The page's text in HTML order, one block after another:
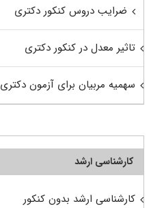
ضرایب دروس کنکور دکتری
تاثیر معدل در کنکور دکتری
سهمیه مربیان برای آزمون دکتری
کارشناسی ارشد
کارشناسی ارشد بدون کنکور